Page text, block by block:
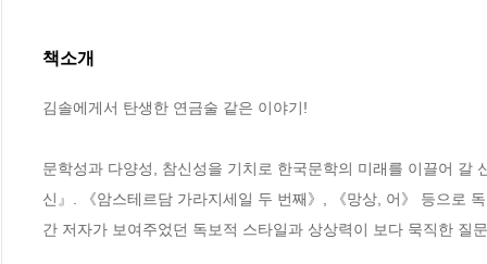
책소개
김솔에게서 탄생한 연금술 같은 이야기!
문학성과 다양성, 참신성을 기치로 한국문학의 미래를 이끌어 갈
신』. 《암스테르담 가라지세일 두 번째》, 《망상, 어》 등으로
간 저자가 보여주었던 독보적 스타일과 상상력이 보다 묵직한 질